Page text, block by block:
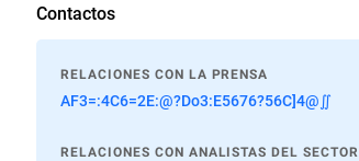
Contactos
RELACIONES CON LA PRENSA
AF3=:4C6=2E:@?Do3:E5676?56C]4@∬
RELACIONES CON ANALISTAS DEL SECTOR